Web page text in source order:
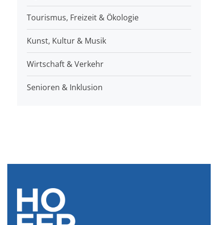
Tourismus, Freizeit & Ökologie
Kunst, Kultur & Musik
Wirtschaft & Verkehr
Senioren & Inklusion